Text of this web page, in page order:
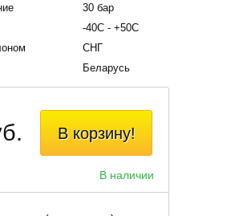
30 бар
-40С - +50С
СНГ
Беларусь
В корзину!
В наличии